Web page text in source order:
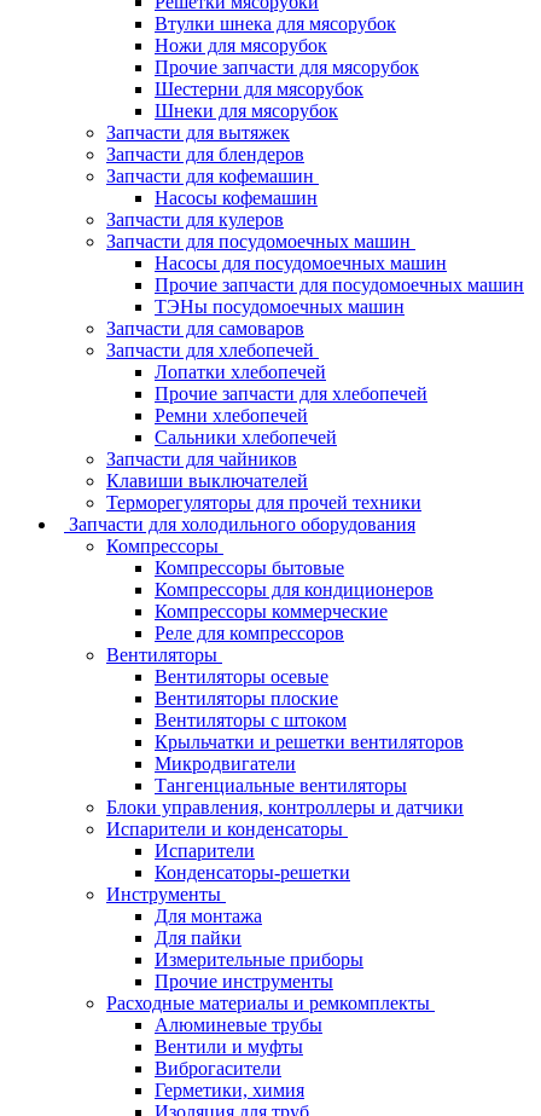
Втулки шнека для мясорубок
Ножи для мясорубок
Прочие запчасти для мясорубок
Шестерни для мясорубок
Шнеки для мясорубок
Запчасти для вытяжек
Запчасти для блендеров
Запчасти для кофемашин
Насосы кофемашин
Запчасти для кулеров
Запчасти для посудомоечных машин
Насосы для посудомоечных машин
Прочие запчасти для посудомоечных машин
ТЭНы посудомоечных машин
Запчасти для самоваров
Запчасти для хлебопечей
Лопатки хлебопечей
Прочие запчасти для хлебопечей
Ремни хлебопечей
Сальники хлебопечей
Запчасти для чайников
Клавиши выключателей
Терморегуляторы для прочей техники
Запчасти для холодильного оборудования
Компрессоры
Компрессоры бытовые
Компрессоры для кондиционеров
Компрессоры коммерческие
Реле для компрессоров
Вентиляторы
Вентиляторы осевые
Вентиляторы плоские
Вентиляторы с штоком
Крыльчатки и решетки вентиляторов
Микродвигатели
Тангенциальные вентиляторы
Блоки управления, контроллеры и датчики
Испарители и конденсаторы
Испарители
Конденсаторы-решетки
Инструменты
Для монтажа
Для пайки
Измерительные приборы
Прочие инструменты
Расходные материалы и ремкомплекты
Алюминевые трубы
Вентили и муфты
Виброгасители
Герметики, химия
Изоляция для труб